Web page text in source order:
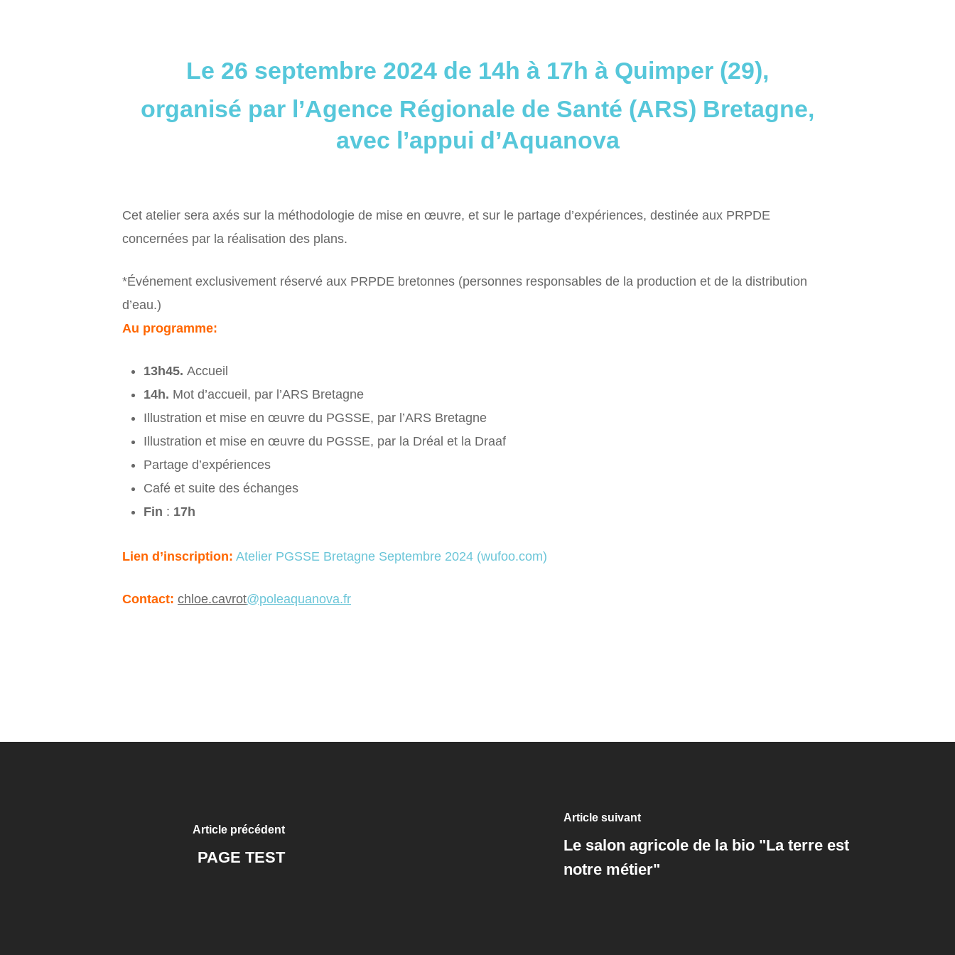
Le 26 septembre 2024 de 14h à 17h à Quimper (29),
organisé par l’Agence Régionale de Santé (ARS) Bretagne,
avec l’appui d’Aquanova
Cet atelier sera axés sur la méthodologie de mise en œuvre, et sur le partage d’expériences, destinée aux PRPDE
concernées par la réalisation des plans.
*Événement exclusivement réservé aux PRPDE bretonnes (personnes responsables de la production et de la distribution
d’eau.)
Au programme:
13h45. Accueil
14h. Mot d’accueil, par l’ARS Bretagne
Illustration et mise en œuvre du PGSSE, par l’ARS Bretagne
Illustration et mise en œuvre du PGSSE, par la Dréal et la Draaf
Partage d’expériences
Café et suite des échanges
Fin : 17h
Lien d’inscription: Atelier PGSSE Bretagne Septembre 2024 (wufoo.com)
Contact: chloe.cavrot@poleaquanova.fr
Article précédent
PAGE TEST
Article suivant
Le salon agricole de la bio "La terre est
notre métier"